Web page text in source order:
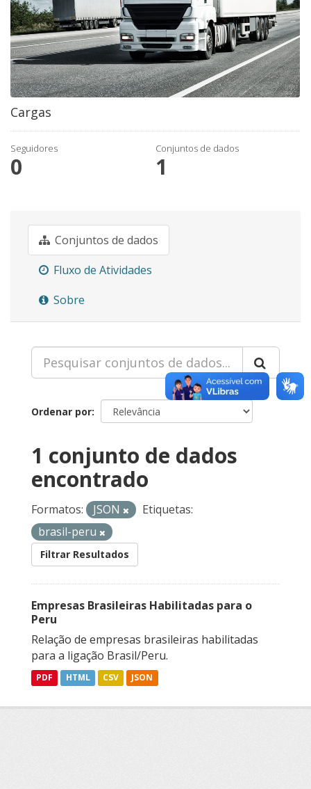
Cargas
Seguidores
0
Conjuntos de dados
1
Conjuntos de dados
Fluxo de Atividades
Sobre
Ordenar por
1 conjunto de dados
encontrado
Formatos: JSON
Etiquetas:
brasil-peru
Filtrar Resultados
Empresas Brasileiras Habilitadas para o
Peru
Relação de empresas brasileiras habilitadas
para a ligação Brasil/Peru.
PDF HTML CSV JSON